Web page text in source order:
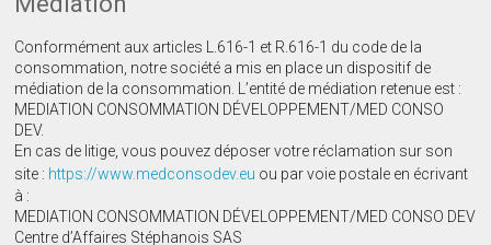
Conformément aux articles L.616-1 et R.616-1 du code de la
consommation, notre société a mis en place un dispositif de
médiation de la consommation. L’entité de médiation retenue est :
MEDIATION CONSOMMATION DÉVELOPPEMENT/MED CONSO
DEV.
En cas de litige, vous pouvez déposer votre réclamation sur son
site : https://www.medconsodev.eu ou par voie postale en écrivant
à :
MEDIATION CONSOMMATION DÉVELOPPEMENT/MED CONSO DEV
Centre d’Affaires Stéphanois SAS